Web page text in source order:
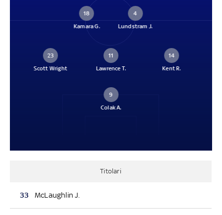
18
Kamara G.
4
Lundstram J.
23
Scott Wright
11
Lawrence T.
14
Kent R.
9
Colak A.
Titolari
33 McLaughlin J.